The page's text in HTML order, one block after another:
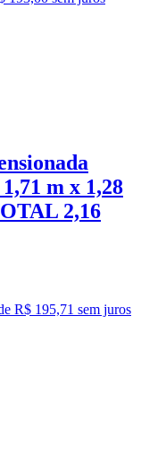
m x 1,28
2,16
R$ 195,71 sem juros